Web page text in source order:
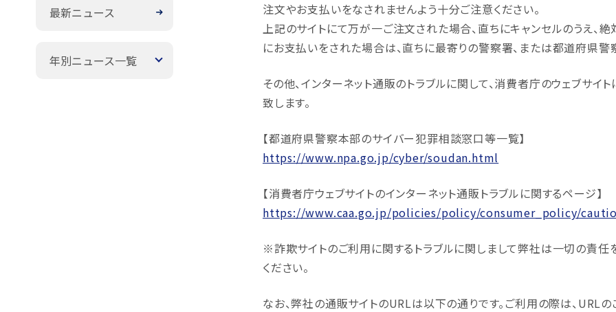
最新ニュース
年別ニュース一覧
注文やお支払いをなされませんよう十分ご注意ください。
上記のサイトにて万が一ご注文された場合、直ちにキャンセルのうえ、
にお支払いをされた場合は、直ちに最寄りの警察署、または都道府県
その他、インターネット通販のトラブルに関して、消費者庁のウェブサイ
致します。
【都道府県警察本部のサイバー犯罪相談窓口等一覧】
https://www.npa.go.jp/cyber/soudan.html
【消費者庁ウェブサイトのインターネット通販トラブルに関するページ】
https://www.caa.go.jp/policies/policy/consumer_policy/
※詐欺サイトのご利用に関するトラブルに関しまして弊社は一切の責任
ください。
なお、弊社の通販サイトのURLは以下の通りです。ご利用の際は、URLの